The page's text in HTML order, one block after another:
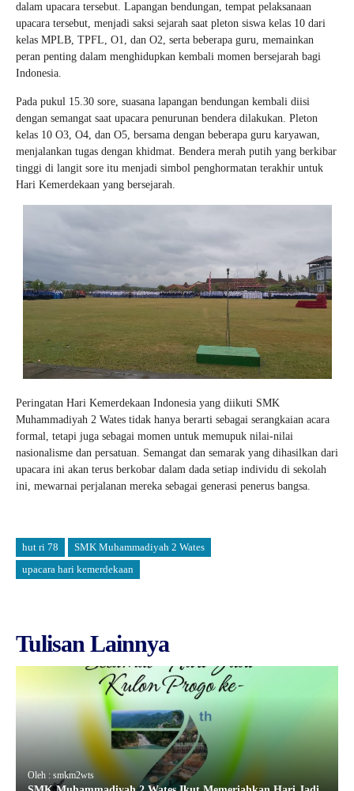
dalam upacara tersebut. Lapangan bendungan, tempat pelaksanaan
upacara tersebut, menjadi saksi sejarah saat pleton siswa kelas 10 dari
kelas MPLB, TPFL, O1, dan O2, serta beberapa guru, memainkan
peran penting dalam menghidupkan kembali momen bersejarah bagi
Indonesia.
Pada pukul 15.30 sore, suasana lapangan bendungan kembali diisi
dengan semangat saat upacara penurunan bendera dilakukan. Pleton
kelas 10 O3, O4, dan O5, bersama dengan beberapa guru karyawan,
menjalankan tugas dengan khidmat. Bendera merah putih yang berkibar
tinggi di langit sore itu menjadi simbol penghormatan terakhir untuk
Hari Kemerdekaan yang bersejarah.
Peringatan Hari Kemerdekaan Indonesia yang diikuti SMK
Muhammadiyah 2 Wates tidak hanya berarti sebagai serangkaian acara
formal, tetapi juga sebagai momen untuk memupuk nilai-nilai
nasionalisme dan persatuan. Semangat dan semarak yang dihasilkan dari
upacara ini akan terus berkobar dalam dada setiap individu di sekolah
ini, mewarnai perjalanan mereka sebagai generasi penerus bangsa.
hut ri 78
SMK Muhammadiyah 2 Wates
upacara hari kemerdekaan
Tulisan Lainnya
Oleh : smkm2wts